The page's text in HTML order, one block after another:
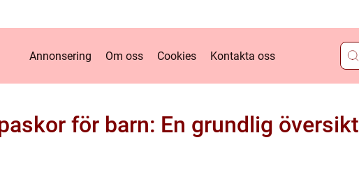
Annonsering Om oss Cookies Kontakta oss
för barn: En grundlig översikt